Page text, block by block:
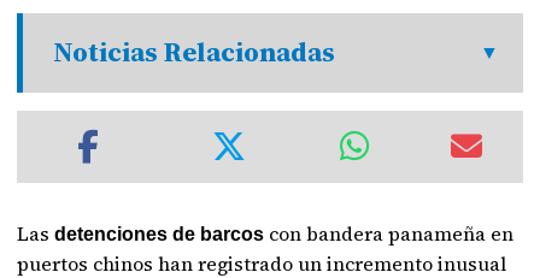
Noticias Relacionadas
Lasdetenciones de barcos con bandera panameña en
puertos chinos han registrado un incremento inusual